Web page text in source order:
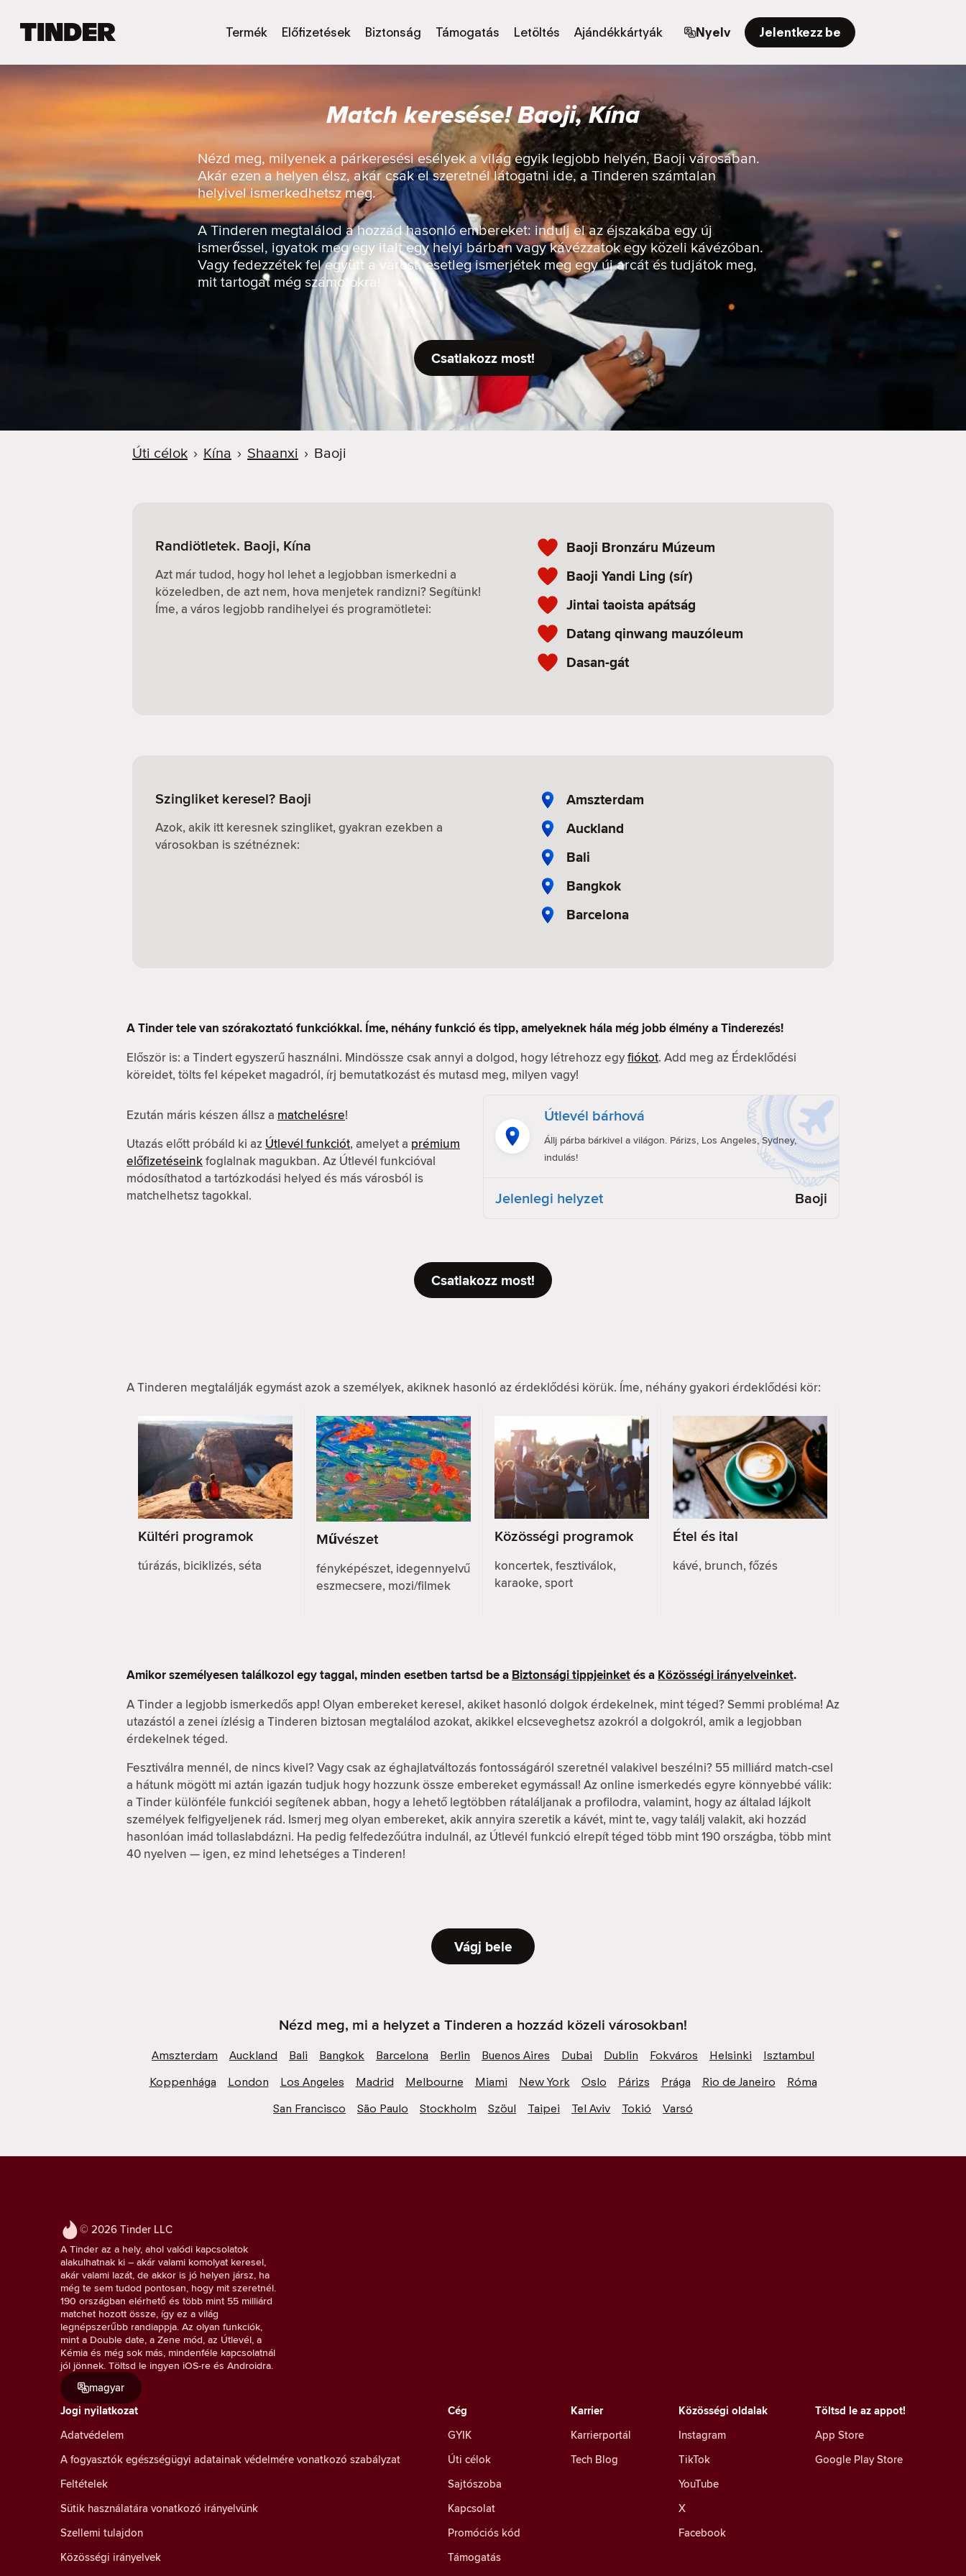
e
ő
o
l
Termék Előfizetések Biztonság Támogatás Letöltés Ajándékkártyák Nyelv Jelentkezz be
Match keresése! Baoji, Kína
Nézd meg, milyenek a párkeresési esélyek a világ egyik legjobb helyén, Baoji városában.
Akár ezen a helyen élsz, akár csak el szeretnél látogatni ide, a Tinderen számtalan
helyivel ismerkedhetsz meg.
A Tinderen megtalálod a hozzád hasonló embereket: indulj el az éjszakába egy új
ismerőssel, igyatok meg egy italt egy helyi bárban vagy kávézzatok egy közeli kávézóban.
Vagy fedezzétek fel együtt a várost, esetleg ismerjétek meg egy új arcát és tudjátok meg,
mit tartogat még számotokra!
Csatlakozz most!
Úti célok › Kína › Shaanxi › Baoji
Randiötletek. Baoji, Kína
Azt már tudod, hogy hol lehet a legjobban ismerkedni a
közeledben, de azt nem, hova menjetek randizni? Segítünk!
Íme, a város legjobb randihelyei és programötletei:
Baoji Bronzáru Múzeum
Baoji Yandi Ling (sír)
Jintai taoista apátság
Datang qinwang mauzóleum
Dasan-gát
Szingliket keresel? Baoji
Azok, akik itt keresnek szingliket, gyakran ezekben a
városokban is szétnéznek:
Amszterdam
Auckland
Bali
Bangkok
Barcelona
A Tinder tele van szórakoztató funkciókkal. Íme, néhány funkció és tipp, amelyeknek hála még jobb élmény a Tinderezés!
Először is: a Tindert egyszerű használni. Mindössze csak annyi a dolgod, hogy létrehozz egyfiókot. Add meg az Érdeklődési
köreidet, tölts fel képeket magadról, írj bemutatkozást és mutasd meg, milyen vagy!
Ezután máris készen állsz a matchelésre!
Utazás előtt próbáld ki az Útlevél funkciót, amelyet a prémium
előfizetéseinkfoglalnak magukban. Az Útlevél funkcióval
módosíthatod a tartózkodási helyed és más városból is
matchelhetsz tagokkal.
Útlevél bárhová
Állj párba bárkivel a világon. Párizs, Los Angeles, Sydney,
indulás!
Jelenlegi helyzet Baoji
Csatlakozz most!
A Tinderen megtalálják egymást azok a személyek, akiknek hasonló az érdeklődési körük. Íme, néhány gyakori érdeklődési kör:
Kültéri programok
túrázás, biciklizés, séta
Művészet
fényképészet, idegennyelvű
eszmecsere, mozi/filmek
Közösségi programok
koncertek, fesztiválok,
karaoke, sport
Étel és ital
kávé, brunch, főzés
Amikor személyesen találkozol egy taggal, minden esetben tartsd be a Biztonsági tippjeinketés a Közösségi irányelveinket.
A Tinder a legjobb ismerkedős app! Olyan embereket keresel, akiket hasonló dolgok érdekelnek, mint téged? Semmi probléma! Az
utazástól a zenei ízlésig a Tinderen biztosan megtalálod azokat, akikkel elcseveghetsz azokról a dolgokról, amik a legjobban
érdekelnek téged.
Fesztiválra mennél, de nincs kivel? Vagy csak az éghajlatváltozás fontosságáról szeretnél valakivel beszélni? 55 milliárd match-csel
a hátunk mögött mi aztán igazán tudjuk hogy hozzunk össze embereket egymással! Az online ismerkedés egyre könnyebbé válik:
a Tinder különféle funkciói segítenek abban, hogy a lehető legtöbben rátaláljanak a profilodra, valamint, hogy az általad lájkolt
személyek felfigyeljenek rád. Ismerj meg olyan embereket, akik annyira szeretik a kávét, mint te, vagy találj valakit, aki hozzád
hasonlóan imád tollaslabdázni. Ha pedig felfedezőútra indulnál, az Útlevél funkció elrepít téged több mint 190 országba, több mint
40 nyelven — igen, ez mind lehetséges a Tinderen!
Vágj bele
Nézd meg, mi a helyzet a Tinderen a hozzád közeli városokban!
Amszterdam Auckland Bali Bangkok Barcelona Berlin Buenos Aires Dubai Dublin Fokváros Helsinki
Isztambul
Koppenhága
London Los Angeles Madrid Melbourne Miami New York Oslo Párizs Prága Rio de Janeiro
Róma
San Francisco
São Paulo Stockholm Szöul Taipei Tel Aviv Tokió Varsó
© 2026 Tinder LLC
A Tinder az a hely, ahol valódi kapcsolatok
alakulhatnak ki – akár valami komolyat keresel,
akár valami lazát, de akkor is jó helyen jársz, ha
még te sem tudod pontosan, hogy mit szeretnél.
190 országban elérhető és több mint 55 milliárd
matchet hozott össze, így ez a világ
legnépszerűbb randiappja. Az olyan funkciók,
mint a Double date, a Zene mód, az Útlevél, a
Kémia és még sok más, mindenféle kapcsolatnál
jól jönnek. Töltsd le ingyen iOS-re és Androidra.
magyar
Közösségi oldalak
Instagram
TikTok
YouTube
X
Facebook
Jogi nyilatkozat
Adatvédelem
A fogyasztók egészségügyi adatainak védelmére vonatkozó szabályzat
Feltételek
Sütik használatára vonatkozó irányelvünk
Szellemi tulajdon
Közösségi irányelvek
Karrier
Karrierportál
Tech Blog
Cég
GYIK
Úti célok
Sajtószoba
Kapcsolat
Promóciós kód
Támogatás
Töltsd le az appot!
App Store
Google Play Store